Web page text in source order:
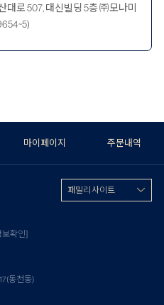
대로 507, 대신빌딩 5층 ㈜모나미
마이페이지 주문내역
보확인]
동천동)
패밀리 사이트